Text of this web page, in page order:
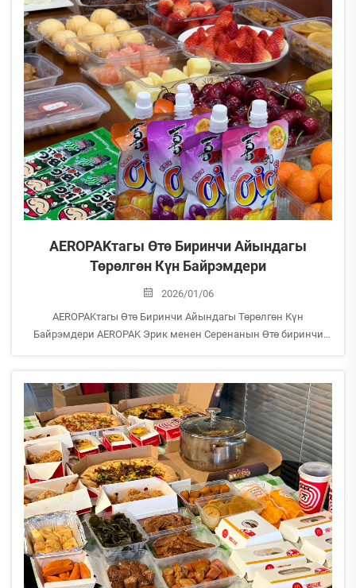
кандай бизнестик колдоо бөлүмдөрүнүн барактары менен
башталды. &lt...
AEROPAKтагы Өтө Биринчи Айындагы
Төрөлгөн Күн Байрэмдери
2026/01/06
AEROPAKтагы Өтө Биринчи Айындагы Төрөлгөн Күн
Байрэмдери AEROPAK Эрик менен Серенанын Өтө биринчи
арекеттери менен гана эмес, көз карары менен да башкара
берет, бардык кишилерди...